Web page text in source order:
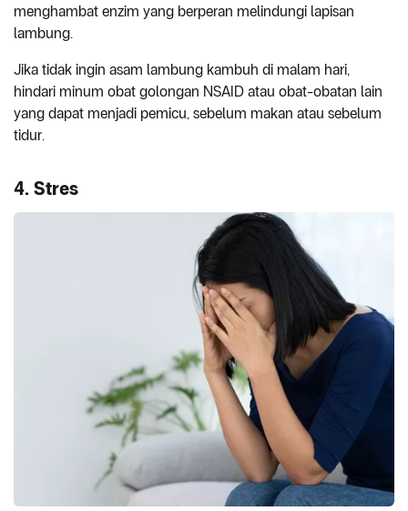
menghambat enzim yang berperan melindungi lapisan
lambung.
Jika tidak ingin asam lambung kambuh di malam hari,
hindari minum obat golongan NSAID atau obat-obatan lain
yang dapat menjadi pemicu, sebelum makan atau sebelum
tidur.
4. Stres